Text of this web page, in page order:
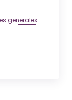
generales